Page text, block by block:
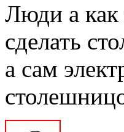
Люди а как
сделать
а сам